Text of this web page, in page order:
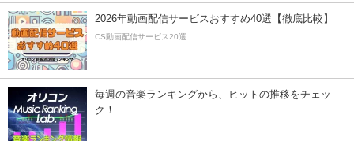
2026年動画配信サービスおすすめ40選【徹底比較】
CS動画配信サービス20選
毎週の音楽ランキングから、ヒットの推移をチェッ
ク！